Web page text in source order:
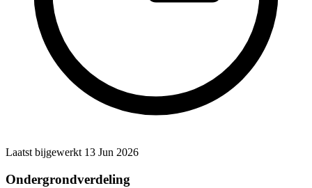
Laatst bijgewerkt 13 Jun 2026
Ondergrondverdeling